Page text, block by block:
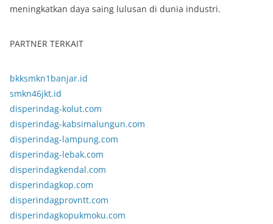
meningkatkan daya saing lulusan di dunia industri.
PARTNER TERKAIT
bkksmkn1banjar.id
smkn46jkt.id
disperindag-kolut.com
disperindag-kabsimalungun.com
disperindag-lampung.com
disperindag-lebak.com
disperindagkendal.com
disperindagkop.com
disperindagprovntt.com
disperindagkopukmoku.com